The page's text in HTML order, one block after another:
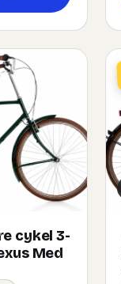
cykel 3-
Med